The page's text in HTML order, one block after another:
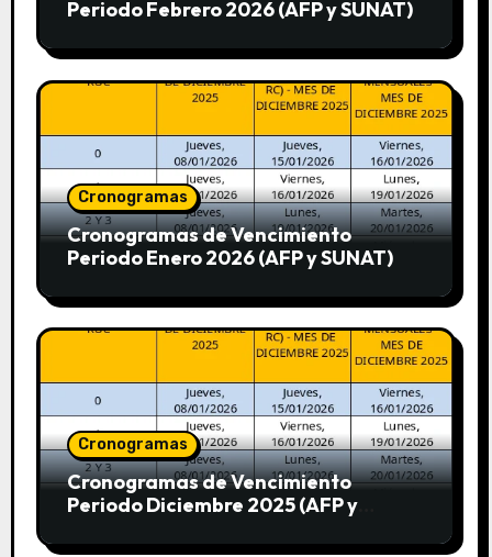
Periodo Febrero 2026 (AFP y SUNAT)
Cronogramas
Cronogramas de Vencimiento
Periodo Enero 2026 (AFP y SUNAT)
Cronogramas
Cronogramas de Vencimiento
Periodo Diciembre 2025 (AFP y